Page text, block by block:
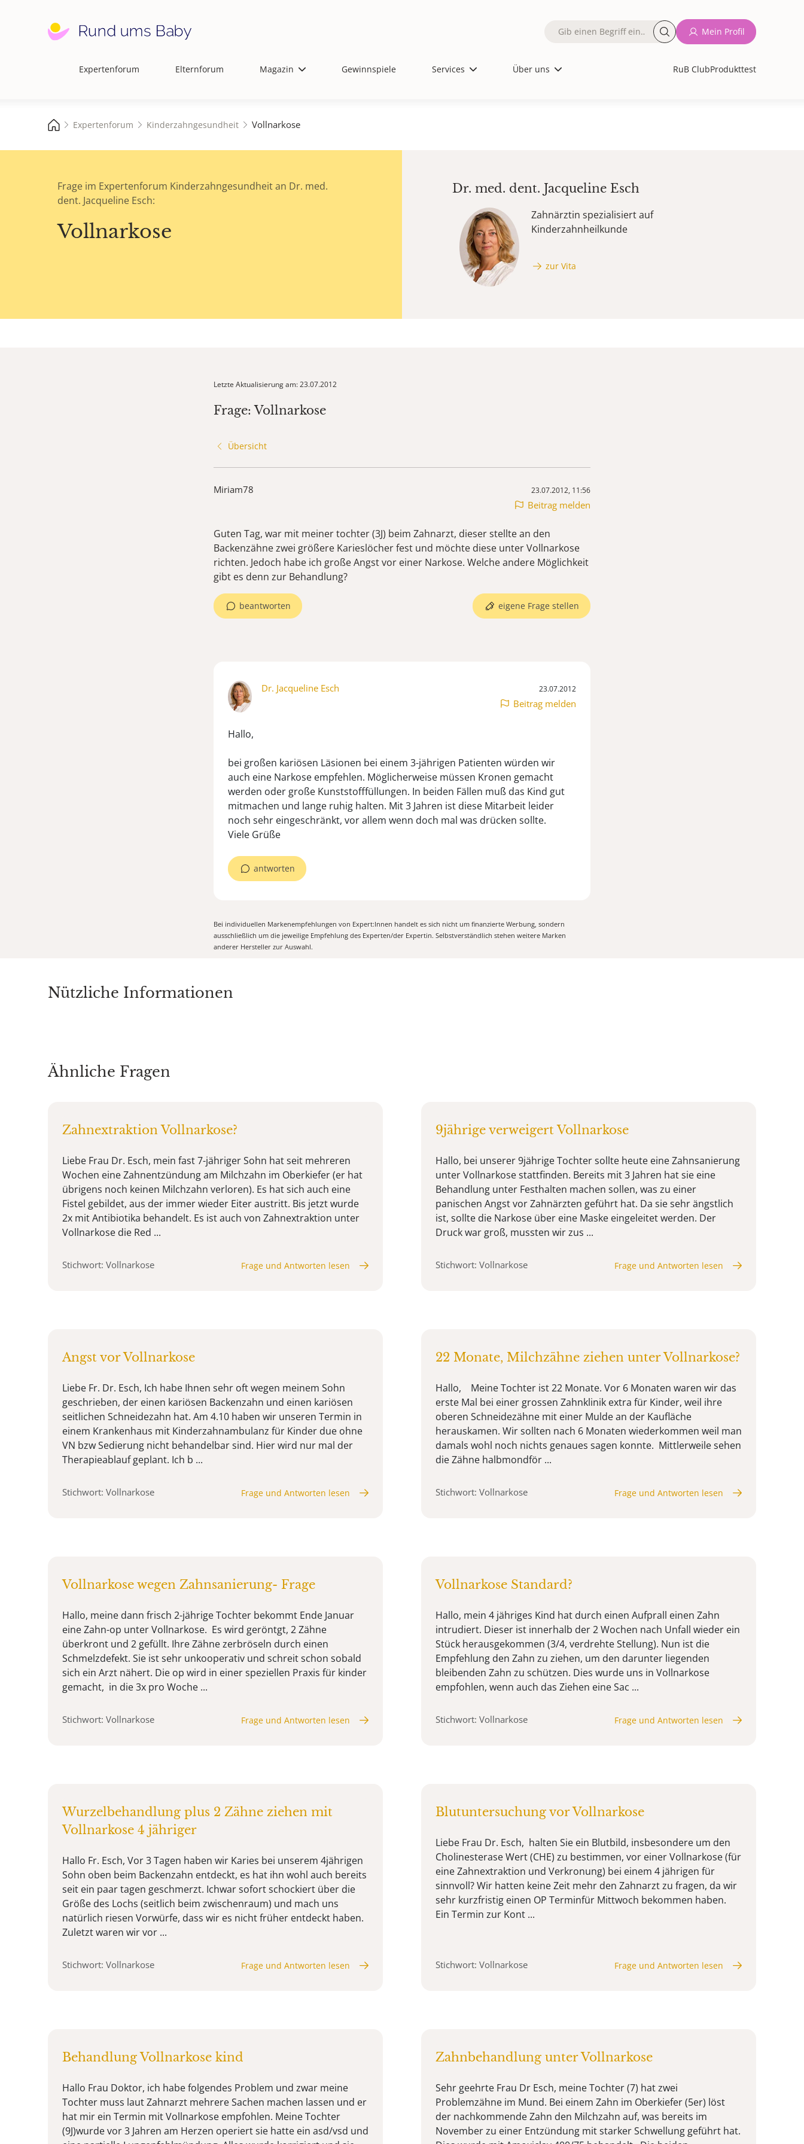
Hauptnavigation
Expertenforum Elternforum Magazin Gewinnspiele Services Über uns RuB ClubProdukttest
Fulltext
Mein Profil
Expertenforum Kinderzahngesundheit Vollnarkose
Frage im Expertenforum Kinderzahngesundheit an Dr. med.
dent. Jacqueline Esch:
Vollnarkose
Dr. med. dent. Jacqueline Esch
Zahnärztin spezialisiert auf
Kinderzahnheilkunde
zur Vita
Letzte Aktualisierung am: 23.07.2012
Frage: Vollnarkose
Übersicht
Miriam78 23.07.2012, 11:56
Beitrag melden
Guten Tag, war mit meiner tochter (3J) beim Zahnarzt, dieser stellte an den
Backenzähne zwei größere Karieslöcher fest und möchte diese unter Vollnarkose
richten. Jedoch habe ich große Angst vor einer Narkose. Welche andere Möglichkeit
gibt es denn zur Behandlung?
beantworten eigene Frage stellen
Dr. Jacqueline Esch 23.07.2012
Beitrag melden
Hallo,
bei großen kariösen Läsionen bei einem 3-jährigen Patienten würden wir
auch eine Narkose empfehlen. Möglicherweise müssen Kronen gemacht
werden oder große Kunststofffüllungen. In beiden Fällen muß das Kind gut
mitmachen und lange ruhig halten. Mit 3 Jahren ist diese Mitarbeit leider
noch sehr eingeschränkt, vor allem wenn doch mal was drücken sollte.
Viele Grüße
antworten
Bei individuellen Markenempfehlungen von Expert:Innen handelt es sich nicht um finanzierte Werbung, sondern
ausschließlich um die jeweilige Empfehlung des Experten/der Expertin. Selbstverständlich stehen weitere Marken
anderer Hersteller zur Auswahl.
Nützliche Informationen
Ähnliche Fragen
Zahnextraktion Vollnarkose?
Liebe Frau Dr. Esch, mein fast 7-jähriger Sohn hat seit mehreren
Wochen eine Zahnentzündung am Milchzahn im Oberkiefer (er hat
übrigens noch keinen Milchzahn verloren). Es hat sich auch eine
Fistel gebildet, aus der immer wieder Eiter austritt. Bis jetzt wurde
2x mit Antibiotika behandelt. Es ist auch von Zahnextraktion unter
Vollnarkose die Red ...
Stichwort: Vollnarkose Frage und Antworten lesen
9jährige verweigert Vollnarkose
Hallo, bei unserer 9jährige Tochter sollte heute eine Zahnsanierung
unter Vollnarkose stattfinden. Bereits mit 3 Jahren hat sie eine
Behandlung unter Festhalten machen sollen, was zu einer
panischen Angst vor Zahnärzten geführt hat. Da sie sehr ängstlich
ist, sollte die Narkose über eine Maske eingeleitet werden. Der
Druck war groß, mussten wir zus ...
Stichwort: Vollnarkose Frage und Antworten lesen
Angst vor Vollnarkose
Liebe Fr. Dr. Esch, Ich habe Ihnen sehr oft wegen meinem Sohn
geschrieben, der einen kariösen Backenzahn und einen kariösen
seitlichen Schneidezahn hat. Am 4.10 haben wir unseren Termin in
einem Krankenhaus mit Kinderzahnambulanz für Kinder due ohne
VN bzw Sedierung nicht behandelbar sind. Hier wird nur mal der
Therapieablauf geplant. Ich b ...
Stichwort: Vollnarkose Frage und Antworten lesen
22 Monate, Milchzähne ziehen unter Vollnarkose?
Hallo, Meine Tochter ist 22 Monate. Vor 6 Monaten waren wir das
erste Mal bei einer grossen Zahnklinik extra für Kinder, weil ihre
oberen Schneidezähne mit einer Mulde an der Kaufläche
herauskamen. Wir sollten nach 6 Monaten wiederkommen weil man
damals wohl noch nichts genaues sagen konnte. Mittlerweile sehen
die Zähne halbmondför ...
Stichwort: Vollnarkose Frage und Antworten lesen
Vollnarkose wegen Zahnsanierung- Frage
Hallo, meine dann frisch 2-jährige Tochter bekommt Ende Januar
eine Zahn-op unter Vollnarkose. Es wird geröntgt, 2 Zähne
überkront und 2 gefüllt. Ihre Zähne zerbröseln durch einen
Schmelzdefekt. Sie ist sehr unkooperativ und schreit schon sobald
sich ein Arzt nähert. Die op wird in einer speziellen Praxis für kinder
gemacht, in die 3x pro Woche ...
Stichwort: Vollnarkose Frage und Antworten lesen
Vollnarkose Standard?
Hallo, mein 4 jähriges Kind hat durch einen Aufprall einen Zahn
intrudiert. Dieser ist innerhalb der 2 Wochen nach Unfall wieder ein
Stück herausgekommen (3/4, verdrehte Stellung). Nun ist die
Empfehlung den Zahn zu ziehen, um den darunter liegenden
bleibenden Zahn zu schützen. Dies wurde uns in Vollnarkose
empfohlen, wenn auch das Ziehen eine Sac ...
Stichwort: Vollnarkose Frage und Antworten lesen
Wurzelbehandlung plus 2 Zähne ziehen mit
Vollnarkose 4 jähriger
Hallo Fr. Esch, Vor 3 Tagen haben wir Karies bei unserem 4jährigen
Sohn oben beim Backenzahn entdeckt, es hat ihn wohl auch bereits
seit ein paar tagen geschmerzt. Ichwar sofort schockiert über die
Größe des Lochs (seitlich beim zwischenraum) und mach uns
natürlich riesen Vorwürfe, dass wir es nicht früher entdeckt haben.
Zuletzt waren wir vor ...
Stichwort: Vollnarkose Frage und Antworten lesen
Blutuntersuchung vor Vollnarkose
Liebe Frau Dr. Esch, halten Sie ein Blutbild, insbesondere um den
Cholinesterase Wert (CHE) zu bestimmen, vor einer Vollnarkose (für
eine Zahnextraktion und Verkronung) bei einem 4 jährigen für
sinnvoll? Wir hatten keine Zeit mehr den Zahnarzt zu fragen, da wir
sehr kurzfristig einen OP Terminfür Mittwoch bekommen haben.
Ein Termin zur Kont ...
Stichwort: Vollnarkose Frage und Antworten lesen
Behandlung Vollnarkose kind
Hallo Frau Doktor, ich habe folgendes Problem und zwar meine
Tochter muss laut Zahnarzt mehrere Sachen machen lassen und er
hat mir ein Termin mit Vollnarkose empfohlen. Meine Tochter
(9J)wurde vor 3 Jahren am Herzen operiert sie hatte ein asd/vsd und
Zahnbehandlung unter Vollnarkose
Sehr geehrte Frau Dr Esch, meine Tochter (7) hat zwei
Problemzähne im Mund. Bei einem Zahn im Oberkiefer (5er) löst
der nachkommende Zahn den Milchzahn auf, was bereits im
November zu einer Entzündung mit starker Schwellung geführt hat.